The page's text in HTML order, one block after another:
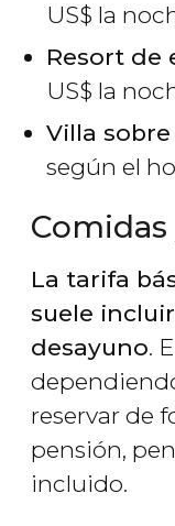
US$ la
Resort de
US$ la
Villa
según el
La tarifa
suele
desayuno.
reservar de
pensión,
incluido.